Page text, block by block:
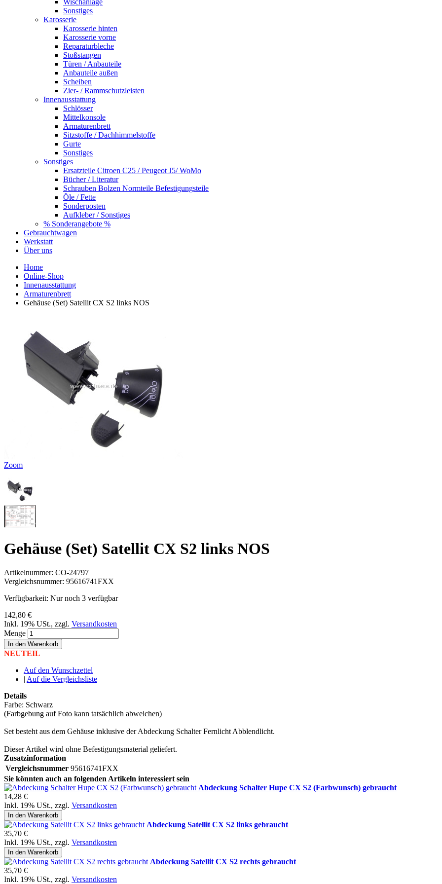
Sonstiges
Karosserie
Karosserie hinten
Karosserie vorne
Reparaturbleche
Stoßstangen
Türen / Anbauteile
Anbauteile außen
Scheiben
Zier- / Rammschutzleisten
Innenausstattung
Schlösser
Mittelkonsole
Armaturenbrett
Sitzstoffe / Dachhimmelstoffe
Gurte
Sonstiges
Sonstiges
Ersatzteile Citroen C25 / Peugeot J5/ WoMo
Bücher / Literatur
Schrauben Bolzen Normteile Befestigungsteile
Öle / Fette
Sonderposten
Aufkleber / Sonstiges
% Sonderangebote %
Gebrauchtwagen
Werkstatt
Über uns
Home
Online-Shop
Innenausstattung
Armaturenbrett
Gehäuse (Set) Satellit CX S2 links NOS
Zoom
Gehäuse (Set) Satellit CX S2 links NOS
Artikelnummer: CO-24797
Vergleichsnummer: 95616741FXX
Verfügbarkeit: Nur noch 3 verfügbar
142,80 €
Inkl. 19% USt., zzgl. Versandkosten
Menge
In den Warenkorb
NEUTEIL
Auf den Wunschzettel
| Auf die Vergleichsliste
Details
Farbe: Schwarz
(Farbgebung auf Foto kann tatsächlich abweichen)
Set besteht aus dem Gehäuse inklusive der Abdeckung Schalter Fernlicht Abblendlicht.
Dieser Artikel wird ohne Befestigungsmaterial geliefert.
Zusatzinformation
Vergleichsnummer 95616741FXX
Sie könnten auch an folgenden Artikeln interessiert sein
Abdeckung Schalter Hupe CX S2 (Farbwunsch) gebraucht
14,28 €
Inkl. 19% USt., zzgl. Versandkosten
In den Warenkorb
Abdeckung Satellit CX S2 links gebraucht
35,70 €
Inkl. 19% USt., zzgl. Versandkosten
In den Warenkorb
Abdeckung Satellit CX S2 rechts gebraucht
35,70 €
Inkl. 19% USt., zzgl. Versandkosten